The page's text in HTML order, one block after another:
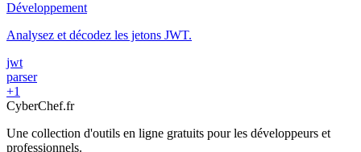
Développement
Analysez et décodez les jetons JWT.
jwt
parser
+1
CyberChef.fr
Une collection d'outils en ligne gratuits pour les développeurs et
professionnels.